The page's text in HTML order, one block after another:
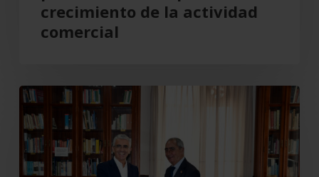
crecimiento
actividad
comercial
crecimiento de la actividad
comercial
Cajamar
recupera
el
Teatro